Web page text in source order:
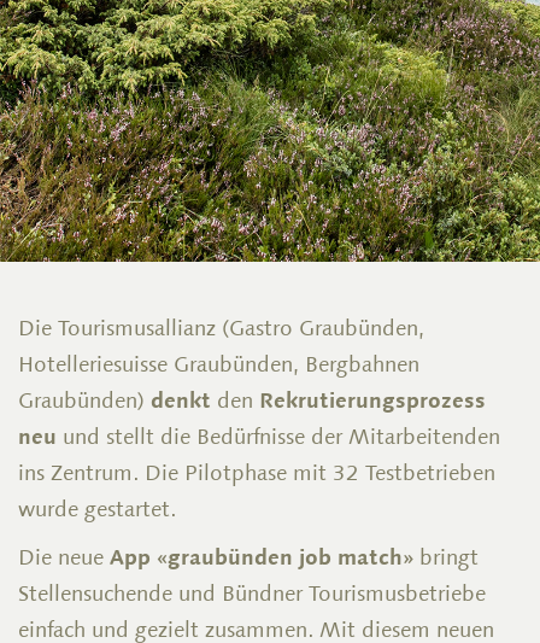
Die Tourismusallianz (Gastro Graubünden,
Hotelleriesuisse Graubünden, Bergbahnen
Graubünden) denkt den Rekrutierungsprozess
neu und stellt die Bedürfnisse der Mitarbeitenden
ins Zentrum. Die Pilotphase mit 32 Testbetrieben
wurde gestartet.
Die neue App «graubünden job match» bringt
Stellensuchende und Bündner Tourismusbetriebe
einfach und gezielt zusammen. Mit diesem neuen